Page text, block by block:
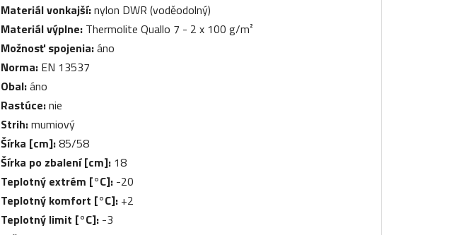
Materiál vonkajší:nylon DWR (voděodolný)
Materiál výplne: Thermolite Quallo 7 - 2 x 100 g/m²
Možnosť spojenia:áno
Norma: EN 13537
Obal:áno
Rastúce:nie
Strih:mumiový
Šírka [cm]:85/58
Šírka po zbalení [cm]: 18
Teplotný extrém [°C]: -20
Teplotný komfort [°C]: +2
Teplotný limit [°C]: -3